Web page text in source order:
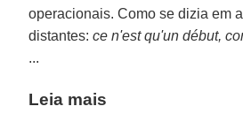
operacionais. Como se dizia em
distantes:ce n'est qu'un début,
...
Leia mais